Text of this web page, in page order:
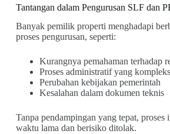
Tantangan dalam Pengurusan SLF dan
Banyak pemilik properti menghadapi
proses pengurusan, seperti:
Kurangnya pemahaman terhadap
Proses administratif yang kompleks
Perubahan kebijakan pemerintah
Kesalahan dalam dokumen teknis
Tanpa pendampingan yang tepat, proses
waktu lama dan berisiko ditolak.